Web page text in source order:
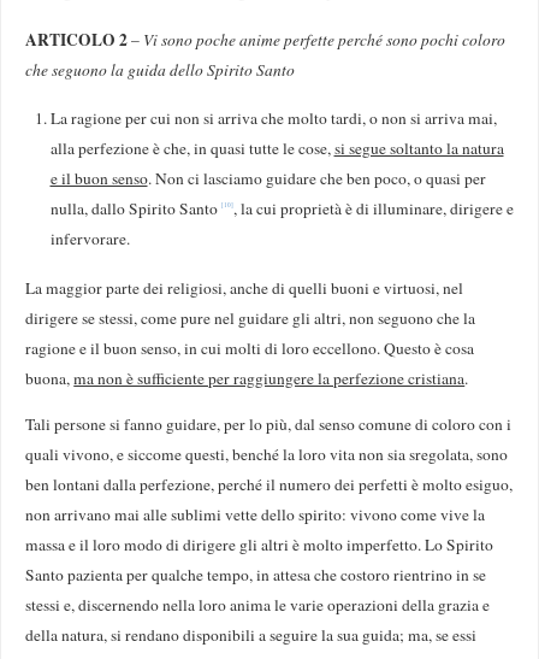
ARTICOLO 2– Vi sono poche anime perfette perché sono pochi coloro
che seguono la guida dello Spirito Santo
La ragione per cui non si arriva che molto tardi, o non si arriva mai,
alla perfezione è che, in quasi tutte le cose,si segue soltanto la natura
e il buon senso. Non ci lasciamo guidare che ben poco, o quasi per
nulla, dallo Spirito Santo [10], la cui proprietà è di illuminare, dirigere e
infervorare.
La maggior parte dei religiosi, anche di quelli buoni e virtuosi, nel
dirigere se stessi, come pure nel guidare gli altri, non seguono che la
ragione e il buon senso, in cui molti di loro eccellono. Questo è cosa
buona,ma non è sufficiente per raggiungere la perfezione cristiana.
Tali persone si fanno guidare, per lo più, dal senso comune di coloro con i
quali vivono, e siccome questi, benché la loro vita non sia sregolata, sono
ben lontani dalla perfezione, perché il numero dei perfetti è molto esiguo,
non arrivano mai alle sublimi vette dello spirito: vivono come vive la
massa e il loro modo di dirigere gli altri è molto imperfetto. Lo Spirito
Santo pazienta per qualche tempo, in attesa che costoro rientrino in se
stessi e, discernendo nella loro anima le varie operazioni della grazia e
della natura, si rendano disponibili a seguire la sua guida; ma, se essi